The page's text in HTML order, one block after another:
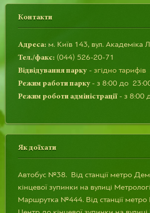
Контакти
Адреса: м. Київ 143, вул. Академіка
Тел./факс: (044) 526-20-71
Відвідування парку - згідно тарифів
Режим работи парку - з 8:00 до
Режим роботи адміністрації- з 8:00
Як доїхати
Автобус №38. Від станції метро
кінцевої зупинки на вулиці
Маршрутка №444. Від станції метро